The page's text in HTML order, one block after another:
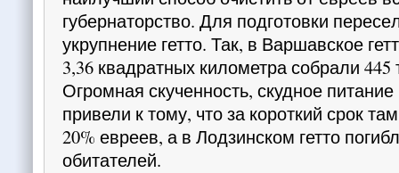
губернаторство. Для подготовки
укрупнение гетто. Так, в Варшавское
3,36 квадратных километра собрали 445
Огромная скученность, скудное
привели к тому, что за короткий срок
20% евреев, а в Лодзинском гетто
обитателей.